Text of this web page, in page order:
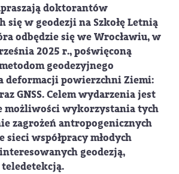
doktorantów
się w geodezji naSzkołę Letnią
odbędzie sięwe Wrocławiu, w
2025 r., poświęconą
geodezyjnego
deformacji powierzchni Ziemi:
GNSS. Celem wydarzenia jest
możliwości wykorzystania tych
zagrożeń antropogenicznych
sieci współpracy młodych
geodezją,